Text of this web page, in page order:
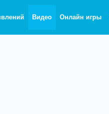
Видео Онлайн игры